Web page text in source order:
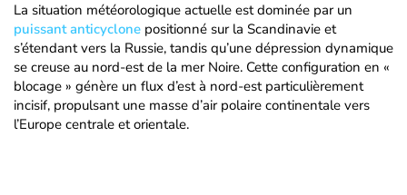
La situation météorologique actuelle est dominée par un
puissant anticyclone positionné sur la Scandinavie et
s’étendant vers la Russie, tandis qu’une dépression dynamique
se creuse au nord-est de la mer Noire. Cette configuration en «
blocage » génère un flux d’est à nord-est particulièrement
incisif, propulsant une masse d’air polaire continentale vers
l’Europe centrale et orientale.